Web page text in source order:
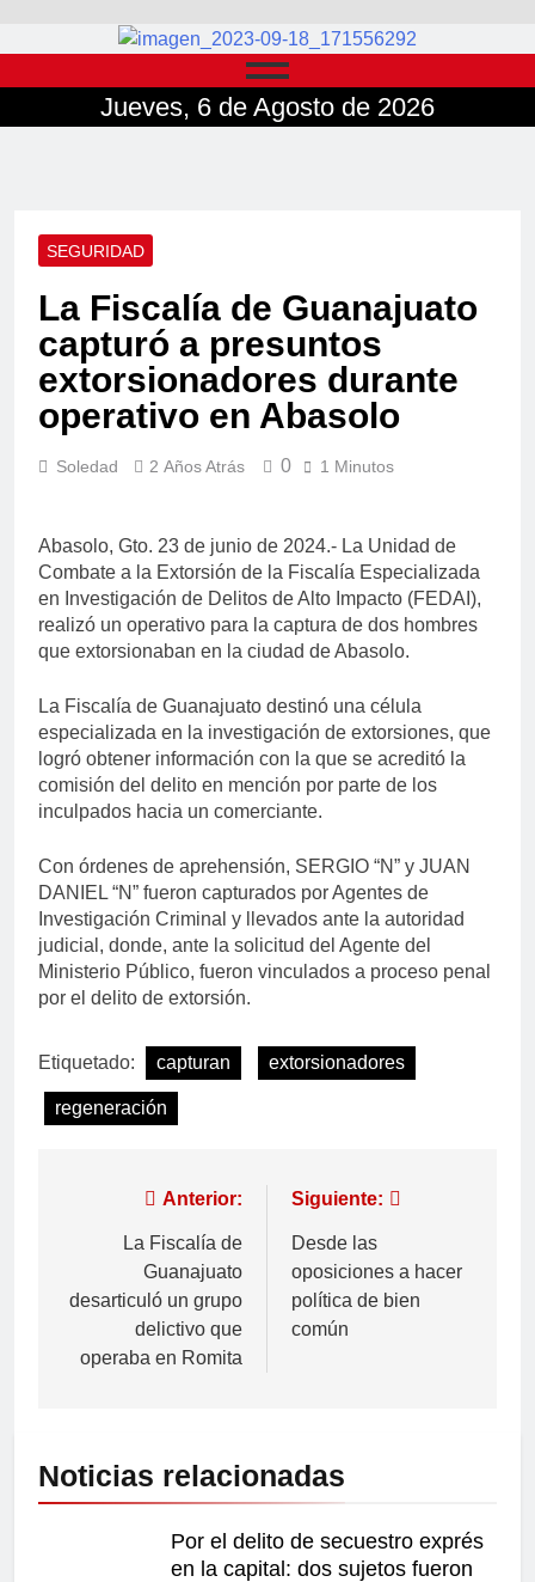
Jueves, 6 de Agosto de 2026
SEGURIDAD
La Fiscalía de Guanajuato
capturó a presuntos
extorsionadores durante
operativo en Abasolo
Soledad 2 Años Atrás 0 1 Minutos
Abasolo, Gto. 23 de junio de 2024.- La Unidad de
Combate a la Extorsión de la Fiscalía Especializada
en Investigación de Delitos de Alto Impacto (FEDAI),
realizó un operativo para la captura de dos hombres
que extorsionaban en la ciudad de Abasolo.
La Fiscalía de Guanajuato destinó una célula
especializada en la investigación de extorsiones, que
logró obtener información con la que se acreditó la
comisión del delito en mención por parte de los
inculpados hacia un comerciante.
Con órdenes de aprehensión, SERGIO “N” y JUAN
DANIEL “N” fueron capturados por Agentes de
Investigación Criminal y llevados ante la autoridad
judicial, donde, ante la solicitud del Agente del
Ministerio Público, fueron vinculados a proceso penal
por el delito de extorsión.
Etiquetado: capturan extorsionadores
regeneración
Anterior:
La Fiscalía de
Guanajuato
desarticuló un grupo
delictivo que
operaba en Romita
Siguiente:
Desde las
oposiciones a hacer
política de bien
común
Noticias relacionadas
Por el delito de secuestro exprés
en la capital: dos sujetos fueron